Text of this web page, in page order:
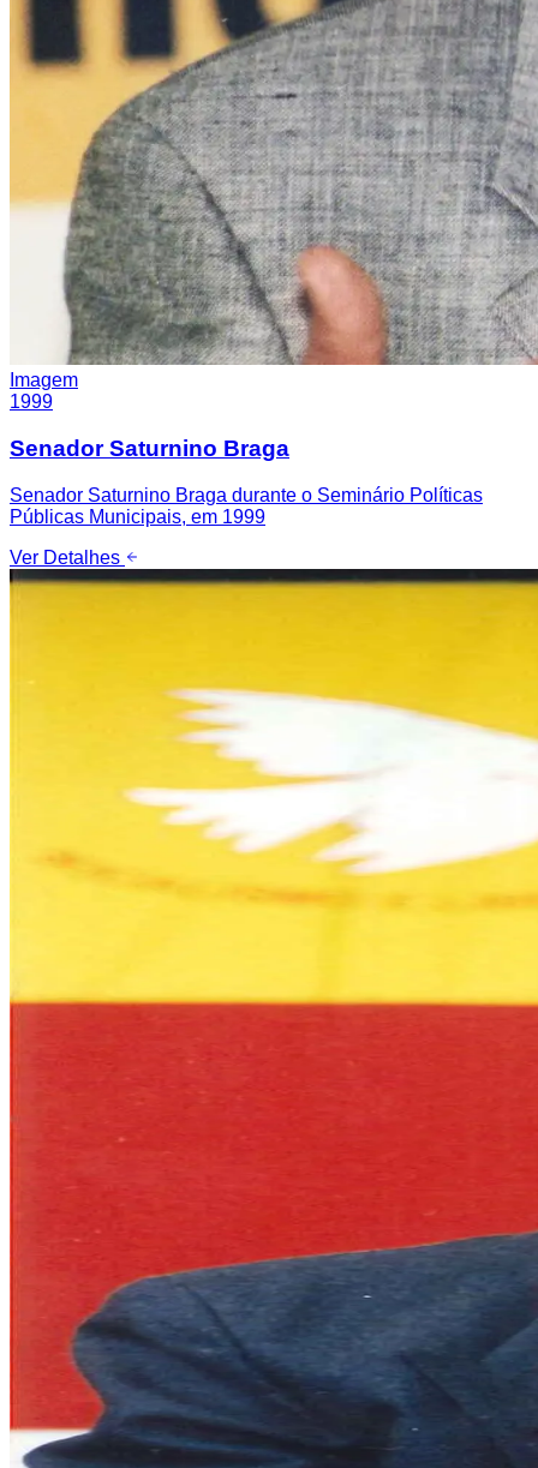
Imagem
1999
Senador Saturnino Braga
Senador Saturnino Braga durante o Seminário Políticas
Públicas Municipais, em 1999
Ver Detalhes